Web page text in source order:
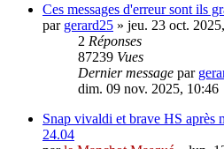
Ces messages d'erreur sont ils
par gerard25 » jeu. 23 oct.
2 Réponses
87239 Vues
Dernier message par
dim. 09 nov. 2025, 10:46
Snap vivaldi et brave HS après
24.04